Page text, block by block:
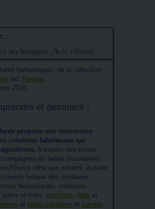
techniques Avis clients
fantastiques, de la collection
, éd. Fleurus.
2010.
et découvrir :
propose une immersion
créatures fabuleuses qui
A travers des textes
de belles illustrations,
Fleurus offre aux enfants, à partir
ludique des créatures
fantastiques, créatures
ogres et trolls, sorcières, fées et
et nains,vampires et zombie